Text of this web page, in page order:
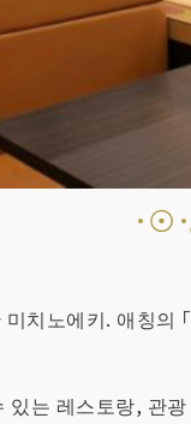
노에키. 애칭의
는 레스토랑, 관